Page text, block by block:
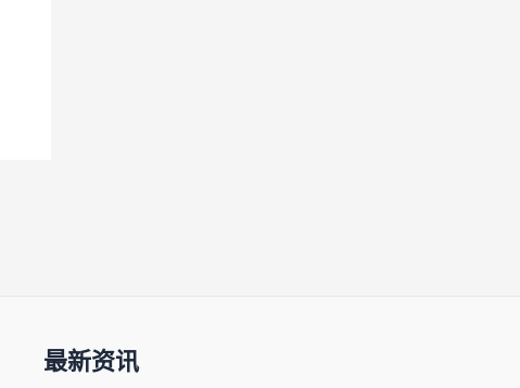
最新资讯